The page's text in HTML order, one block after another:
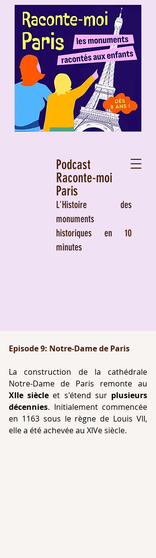
Podcast
Raconte-moi
Paris
L'Histoire des
monuments
historiques en 10
minutes
Episode 9: Notre-Dame de Paris
La construction de la cathédrale
XIIe siècle et s'étend sur plusieurs
décennies. Initialement commencée
en 1163 sous le règne de Louis VII,
elle a été achevée au XIVe siècle.